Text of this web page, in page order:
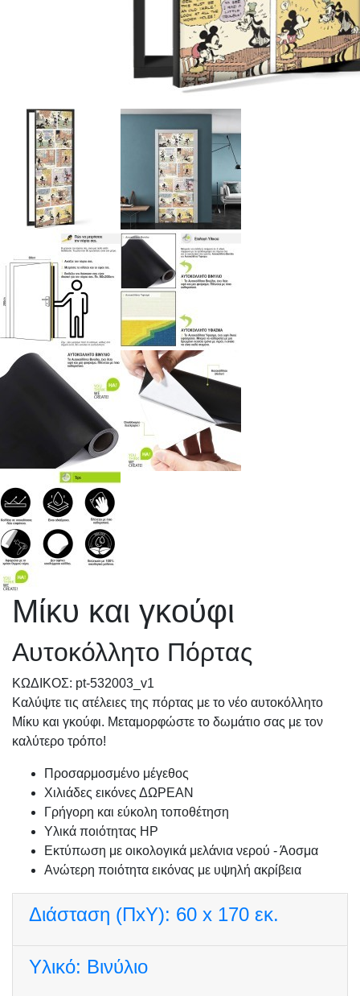
Μίκυ και γκούφι
Αυτοκόλλητο Πόρτας
KΩΔΙΚΟΣ: pt-532003_v1
Καλύψτε τις ατέλειες της πόρτας με το νέο αυτοκόλλητο
Μίκυ και γκούφι. Μεταμορφώστε το δωμάτιο σας με τον
καλύτερο τρόπο!
Προσαρμοσμένo μέγεθος
Χιλιάδες εικόνες ΔΩΡΕΑΝ
Γρήγορη και εύκολη τοποθέτηση
Υλικά ποιότητας HP
Εκτύπωση με οικολογικά μελάνια νερού - Άοσμα
Ανώτερη ποιότητα εικόνας με υψηλή ακρίβεια
Διάσταση (ΠxΥ): 60 x 170 εκ.
Υλικό: Βινύλιο